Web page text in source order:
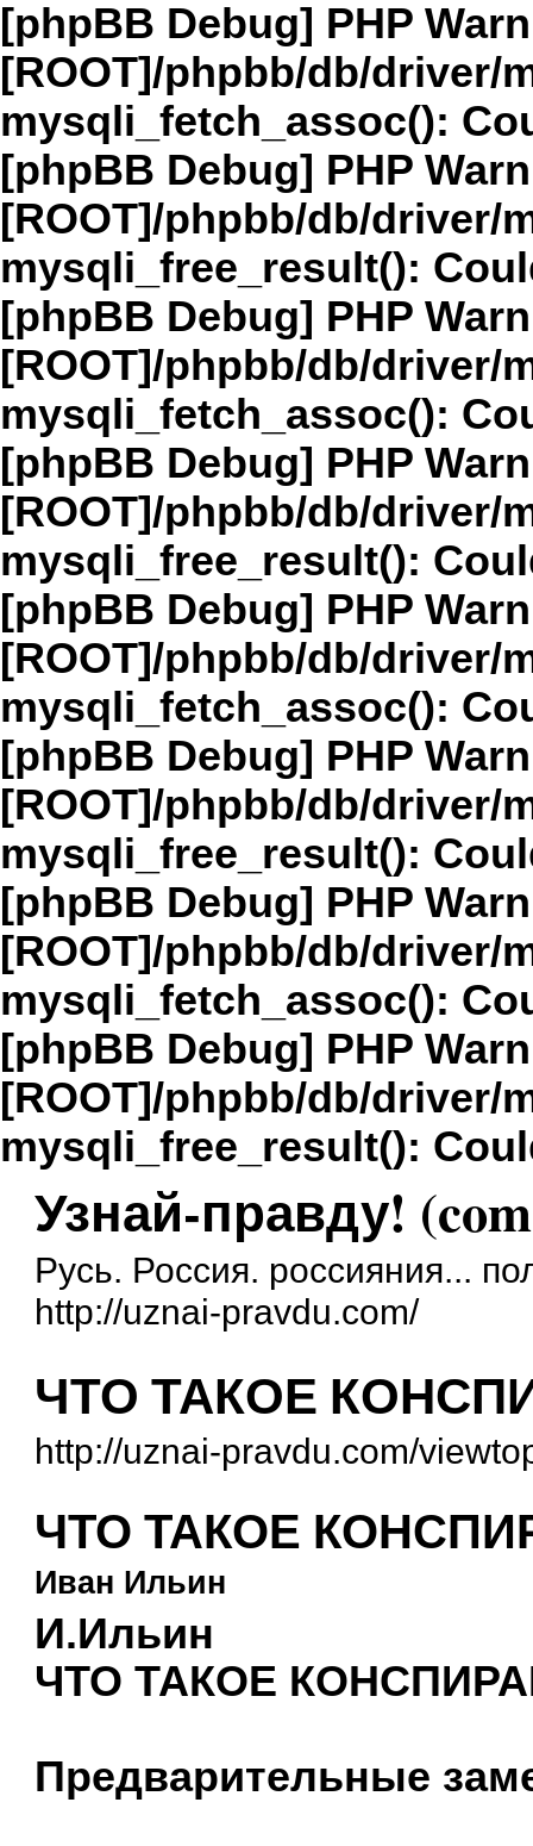
[phpBB Debug] PHP
[ROOT]/phpbb/db/driver/
mysqli_fetch_assoc():
[phpBB Debug] PHP
[ROOT]/phpbb/db/driver/
mysqli_free_result():
[phpBB Debug] PHP
[ROOT]/phpbb/db/driver/
mysqli_fetch_assoc():
[phpBB Debug] PHP
[ROOT]/phpbb/db/driver/
mysqli_free_result():
[phpBB Debug] PHP
[ROOT]/phpbb/db/driver/
mysqli_fetch_assoc():
[phpBB Debug] PHP
[ROOT]/phpbb/db/driver/
mysqli_free_result():
[phpBB Debug] PHP
[ROOT]/phpbb/db/driver/
mysqli_fetch_assoc():
[phpBB Debug] PHP
[ROOT]/phpbb/db/driver/
mysqli_free_result():
Узнай-правду!
Русь. Россия. россияния...
http://uznai-pravdu.com/
ЧТО ТАКОЕ
http://uznai-pravdu.com/
ЧТО ТАКОЕ
Иван Ильин
И.Ильин
ЧТО ТАКОЕ
Предварительные